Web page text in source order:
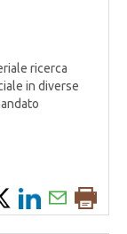
ricerca
in diverse